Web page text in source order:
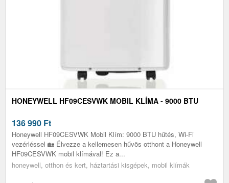
HONEYWELL HF09CESVWK MOBIL KLÍMA - 9000 BTU
136 990 Ft
Honeywell HF09CESVWK Mobil Klím: 9000 BTU hűtés, Wi-Fi
vezérléssel 🏡 Élvezze a kellemesen hűvös otthont a Honeywell
HF09CESVWK mobil klímával! Ez a...
honeywell, otthon és kert, háztartási kisgépek, mobil klímák